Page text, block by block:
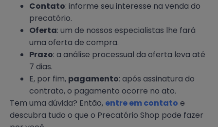
Contato: informe seu interesse na venda do
precatório.
Oferta: um de nossos especialistas lhe fará
uma oferta de compra.
Prazo: a análise processual da oferta leva até
7 dias.
E, por fim, pagamento: após assinatura do
contrato, o pagamento ocorre no ato.
Tem uma dúvida? Então, entre em contato e
descubra tudo o que o Precatório Shop pode fazer